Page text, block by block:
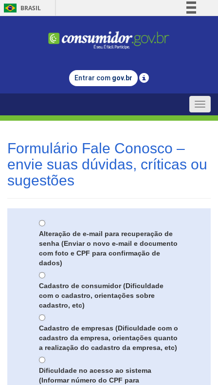
BRASIL
Comunica BR
Legislação
Entrar com gov.br
Toggle
Formulário Fale Conosco –
envie suas dúvidas, críticas ou
sugestões
Alteração de e-mail para recuperação de
senha (Enviar o novo e-mail e documento
com foto e CPF para confirmação de
dados)
Cadastro de consumidor (Dificuldade
com o cadastro, orientações sobre
cadastro, etc)
Cadastro de empresas (Dificuldade com o
cadastro da empresa, orientações quanto
a realização do cadastro da empresa, etc)
Dificuldade no acesso ao sistema
(Informar número do CPF para